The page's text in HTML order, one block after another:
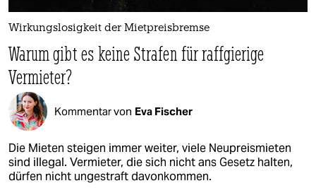
Wirkungslosigkeit der Mietpreisbremse
Warum gibt es keine Strafen für raffgierige
Vermieter?
Kommentar von Eva Fischer
Die Mieten steigen immer weiter, viele Neupreismieten
sind illegal. Vermieter, die sich nicht ans Gesetz halten,
dürfen nicht ungestraft davonkommen.